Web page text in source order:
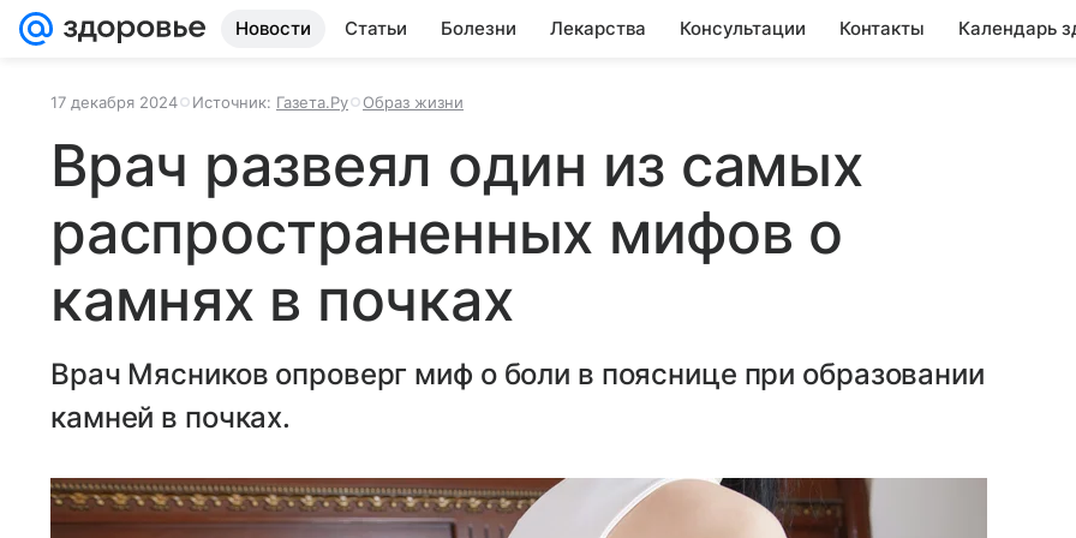
Новости Статьи Болезни Лекарства Консультации Контакты Календарь
17 декабря 2024 Источник: Газета.Ру Образ жизни
Врач развеял один из самых
распространенных мифов о
камнях в почках
Врач Мясников опроверг миф о боли в пояснице при образовании
камней в почках.